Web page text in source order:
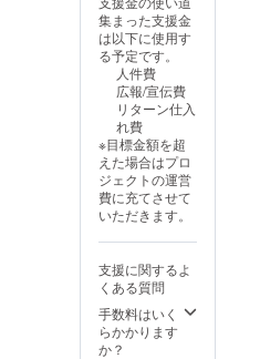
さい。
□撮影し
た動
画、お
写真は
今後(期
限を設
けず)笑
福庭園
及びあ
み監
督。の
SNS、
ホーム
ペー
ジ、チ
ラシな
どに掲
載させ
間は30
分程度
になり
ます。
※荒天の
場合は
翌6/22
日(日)に
なりま
す。 ※
このリ
ターン
は以下
の項目
いただ
ける方
のみお
申し込
県一宮
市の
『福寿
院』に
来れる
方限定
になり
住所
愛知県
一宮市
大江2丁
目7-26
※撮影の
メール
でご連
絡致し
ます。
※撮影時
集まった支援金
は以下に使用す
る予定です。
人件費
広報/宣伝費
リターン仕入
れ費
※目標金額を超
えた場合はプロ
ジェクトの運営
費に充てさせて
いただきます。
支援に関するよ
くある質問
手数料はいく
らかかります
か？